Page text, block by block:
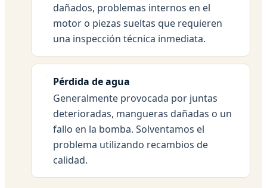
dañados, problemas internos en el
motor o piezas sueltas que requieren
una inspección técnica inmediata.
Pérdida de agua
Generalmente provocada por juntas
deterioradas, mangueras dañadas o un
fallo en la bomba. Solventamos el
problema utilizando recambios de
calidad.